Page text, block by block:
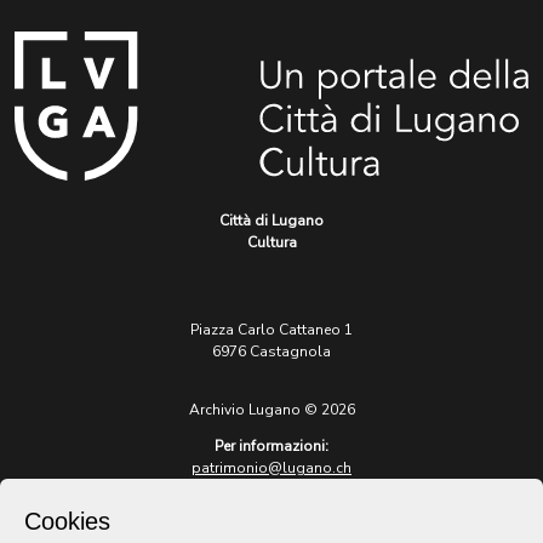
Città di Lugano
Cultura
Piazza Carlo Cattaneo 1
6976 Castagnola
Archivio Lugano © 2026
Per informazioni:
patrimonio@lugano.ch
Cookies